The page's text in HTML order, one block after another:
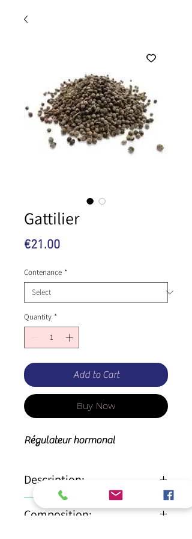
Gattilier
€21.00Price
Contenance *
Quantity *
Add to Cart
Buy Now
Régulateur hormonal
Description:
L'équilibre hormonal chez les
juments, apaise douleurs
Composition: